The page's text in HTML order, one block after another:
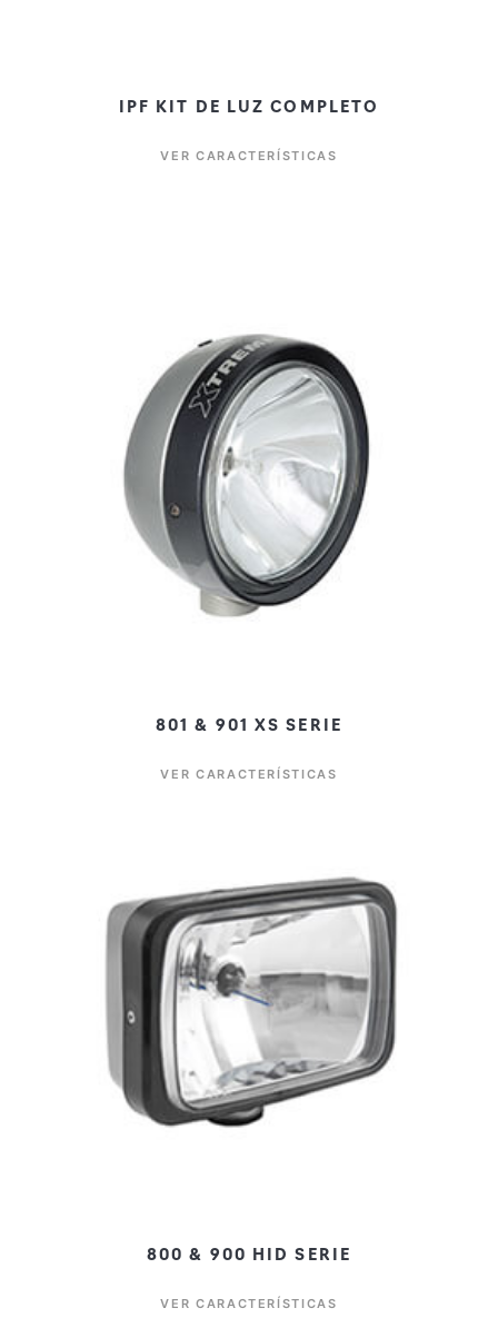
IPF KIT DE LUZ COMPLETO
VER CARACTERÍSTICAS
801 & 901 XS SERIE
VER CARACTERÍSTICAS
800 & 900 HID SERIE
VER CARACTERÍSTICAS